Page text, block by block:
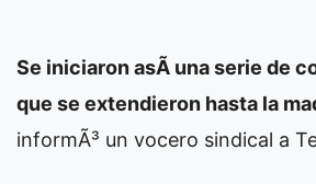
Se iniciaron asÃ­ una serie de
que se extendieron hasta la
informÃ³ un vocero sindical a